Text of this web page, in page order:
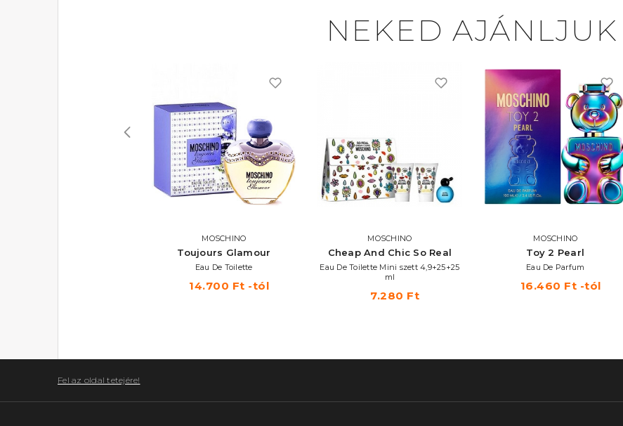
NEKED AJÁNLJUK
MOSCHINO
Toujours Glamour
Eau De Toilette
14.700 Ft -tól
MOSCHINO
Cheap And Chic So Real
Eau De Toilette Mini szett 4,9+25+25
ml
7.280 Ft
MOSCHINO
Toy 2 Pearl
Eau De Parfum
16.460 Ft -tól
Fel az oldal tetejére!